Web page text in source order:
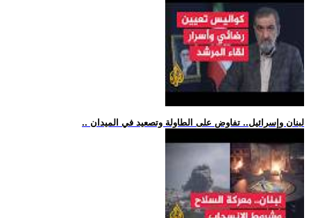
.. لبنان وإسرائيل.. تفاوض على الطاولة وتصعيد في الميدان